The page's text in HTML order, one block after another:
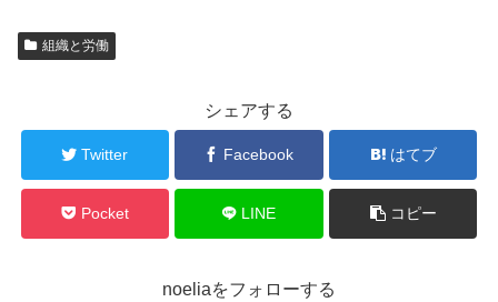
組織と労働
シェアする
Twitter Facebook はてブ
Pocket LINE コピー
noeliaをフォローする